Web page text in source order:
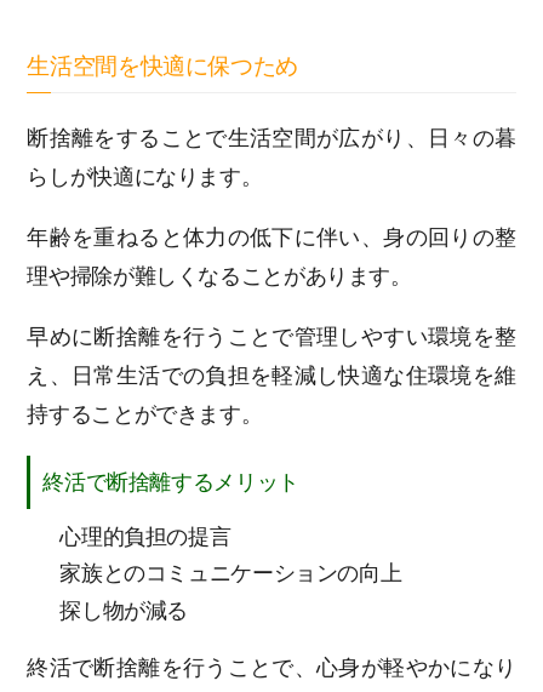
生活空間を快適に保つため
断捨離をすることで生活空間が広がり、日々の暮
らしが快適になります。
年齢を重ねると体力の低下に伴い、身の回りの整
理や掃除が難しくなることがあります。
早めに断捨離を行うことで管理しやすい環境を整
え、日常生活での負担を軽減し快適な住環境を維
持することができます。
終活で断捨離するメリット
心理的負担の提言
家族とのコミュニケーションの向上
探し物が減る
終活で断捨離を行うことで、心身が軽やかになり